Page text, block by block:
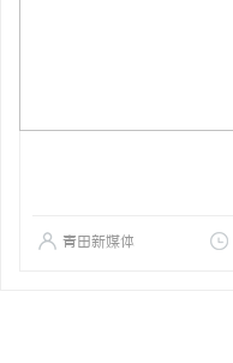
青田新媒体